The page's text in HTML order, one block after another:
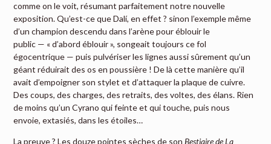
comme on le voit, résumant parfaitement notre nouvelle
exposition. Qu’est-ce que Dalí, en effet ? sinon l’exemple même
d’un champion descendu dans l’arène pour éblouir le
public — « d’abord éblouir », songeait toujours ce fol
égocentrique — puis pulvériser les lignes aussi sûrement qu’un
géant réduirait des os en poussière ! De là cette manière qu’il
avait d’empoigner son stylet et d’attaquer la plaque de cuivre.
Des coups, des charges, des retraits, des voltes, des élans. Rien
de moins qu’un Cyrano qui feinte et qui touche, puis nous
envoie, extasiés, dans les étoiles…
La preuve ? Les douze pointes sèches de sonBestiaire de La